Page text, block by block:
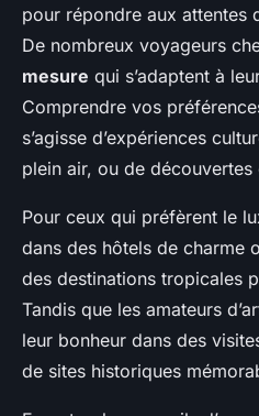
pour répondre aux attentes
De nombreux voyageurs
mesure qui s’adaptent à
Comprendre vos
s’agisse d’expériences
plein air, ou de découvertes
Pour ceux qui préfèrent le
dans des hôtels de charme
des destinations tropicales
Tandis que les amateurs
leur bonheur dans des
de sites historiques